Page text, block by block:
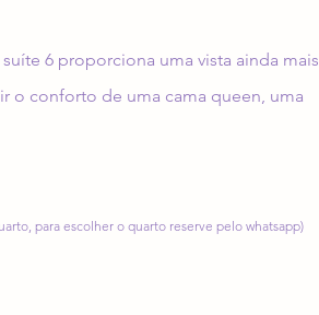
6 proporciona uma vista ainda mais
o conforto de uma cama queen, uma
para escolher o quarto reserve pelo whatsapp)